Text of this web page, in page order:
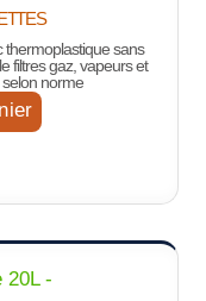
sans
filtres gaz, vapeurs et
norme